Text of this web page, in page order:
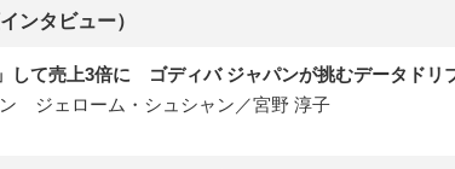
ンタビュー）
して売上3倍に ゴディバ ジャパンが挑むデータドリ
ジェローム・シュシャン／宮野 淳子